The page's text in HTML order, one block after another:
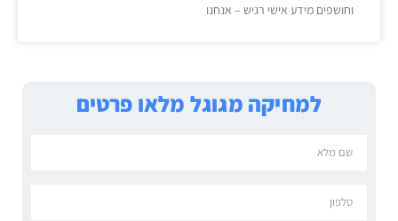
למחיקה מגוגל מלאו פרטים
וחושפים מידע אישי רגיש – אנחנו